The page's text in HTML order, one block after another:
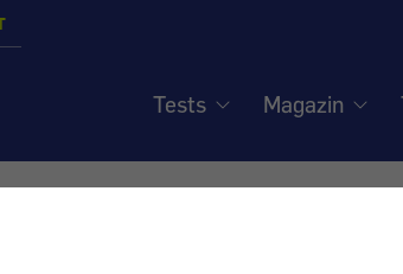
Tests Magazin
besorgt